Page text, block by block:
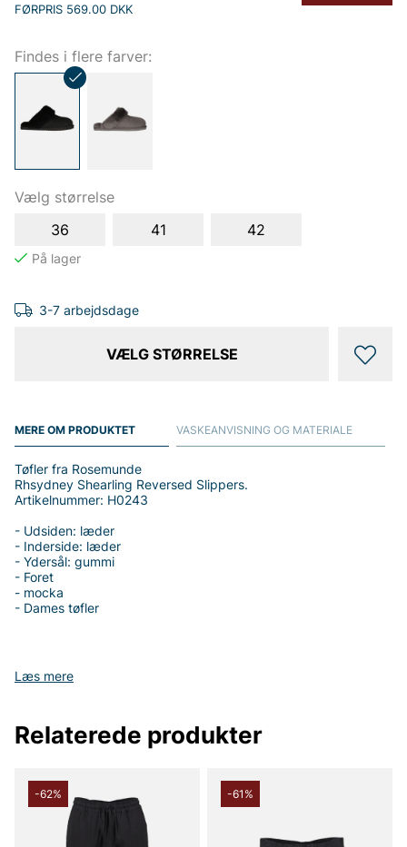
FØRPRIS 569.00 DKK
Findes i flere farver:
Vælg størrelse
36
41 42
3-7 arbejdsdage
VÆLG STØRRELSE
MERE OM PRODUKTET
Læs mere
Tøfler fra Rosemunde
Rhsydney Shearling Reversed Slippers.
Artikelnummer: H0243
- Udsiden: læder
- Inderside: læder
- Ydersål: gummi
- Foret
- mocka
- Dames tøfler
Tak fordi du handler i vores webshop. Besøg også vores butik i
VASKEANVISNING OG MATERIALE
Relaterede produkter
-62% -61%